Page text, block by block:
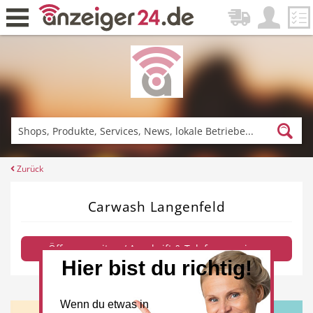
Zurück
Fitness & Sport Lieferservice
DE-News
Restaurant
Zurück
Carwash Langenfeld
Öffnungszeiten / Anschrift & Telefon anzeigen
Hier bist du richtig!
Wenn du etwas in